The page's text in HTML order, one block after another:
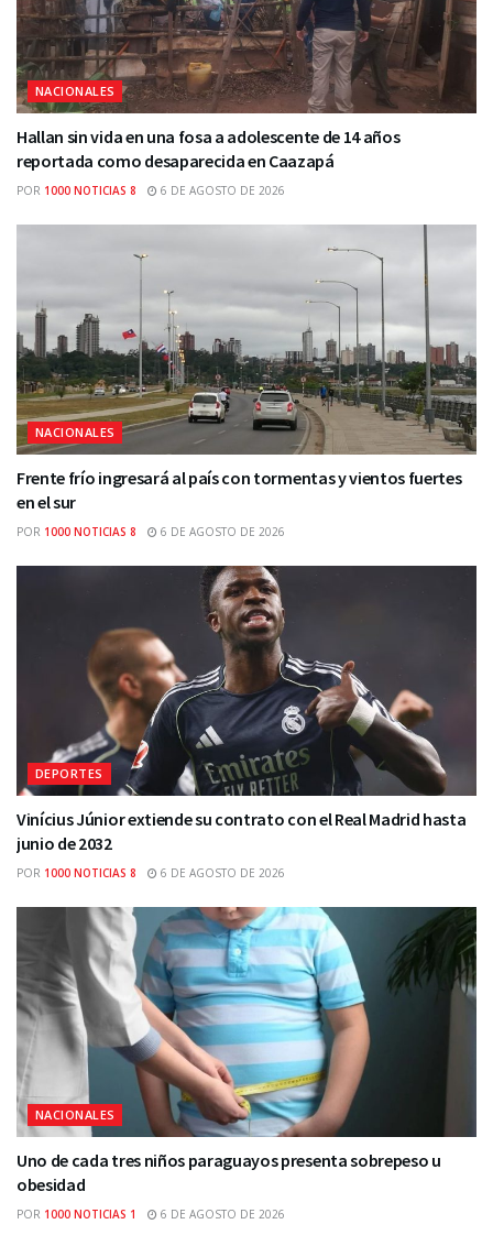
NACIONALES
Hallan sin vida en una fosa a adolescente de 14 años
reportada como desaparecida en Caazapá
POR 1000 NOTICIAS 8 6 DE AGOSTO DE 2026
NACIONALES
Frente frío ingresará al país con tormentas y vientos fuertes
en el sur
POR 1000 NOTICIAS 8 6 DE AGOSTO DE 2026
DEPORTES
Vinícius Júnior extiende su contrato con el Real Madrid hasta
junio de 2032
POR 1000 NOTICIAS 8 6 DE AGOSTO DE 2026
NACIONALES
Uno de cada tres niños paraguayos presenta sobrepeso u
obesidad
POR 1000 NOTICIAS 1 6 DE AGOSTO DE 2026